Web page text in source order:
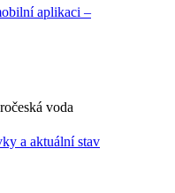
aplikaci –
a aktuální stav